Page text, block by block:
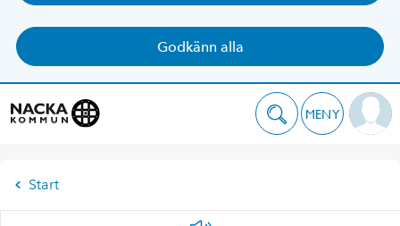
Godkänn alla
MENY
Start